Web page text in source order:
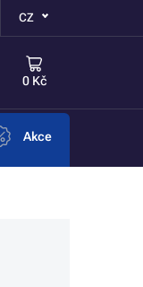
CZ
0 Kč
Akce